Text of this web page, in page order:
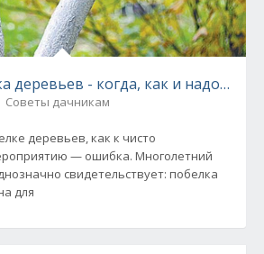
деревьев - когда, как и надо ли
Советы дачникам
деревьев, как к чисто
— ошибка. Многолетний
свидетельствует: побелка
для